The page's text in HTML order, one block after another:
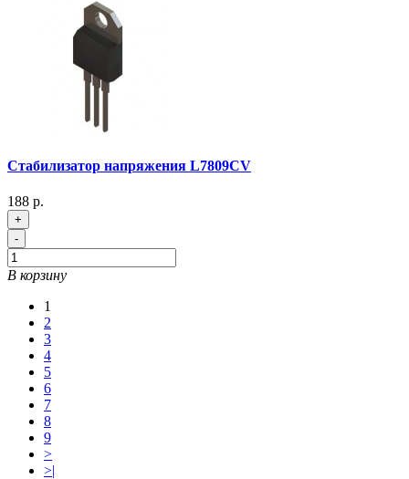
Стабилизатор напряжения L7809CV
188 р.
+
-
В корзину
1
2
3
4
5
6
7
8
9
>
>|